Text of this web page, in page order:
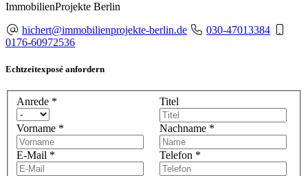
ImmobilienProjekte Berlin
hichert@immobilienprojekte-berlin.de
030-47013384
0176-60972536
Echtzeitexposé anfordern
Anrede * Titel
Vorname * Nachname *
E-Mail * Telefon *